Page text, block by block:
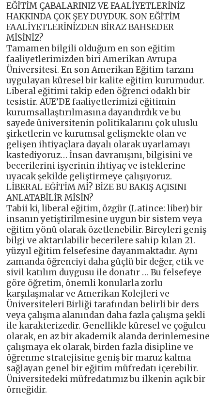
EĞİTİM ÇABALARINIZ VE FAALİYETLERİNİZ
HAKKINDA ÇOK ŞEY DUYDUK. SON EĞİTİM
FAALİYETLERİNİZDEN BİRAZ BAHSEDER
MİSİNİZ?
Tamamen bilgili olduğum en son eğitim
faaliyetlerimizden biri Amerikan Avrupa
Üniversitesi. En son Amerikan Eğitim tarzını
uygulayan küresel bir kalite eğitim kurumudur.
Liberal eğitimi takip eden öğrenci odaklı bir
tesistir. AUE’DE faaliyetlerimizi eğitimin
kurumsallaştırılmasına dayandırdık ve bu
sayede üniversitenin politikalarını çok uluslu
şirketlerin ve kurumsal gelişmekte olan ve
gelişen ihtiyaçlara dayalı olarak uyarlamayı
kastediyoruz… İnsan davranışını, bilgisini ve
becerilerini işyerinin ihtiyaç ve isteklerine
uyacak şekilde geliştirmeye çalışıyoruz.
LİBERAL EĞİTİM Mİ? BİZE BU BAKIŞ AÇISINI
ANLATABİLİR MİSİN?
Tabii ki, liberal eğitim, özgür (Latince: liber) bir
insanın yetiştirilmesine uygun bir sistem veya
eğitim yönü olarak özetlenebilir. Bireyleri geniş
bilgi ve aktarılabilir becerilere sahip kılan 21.
yüzyıl eğitim felsefesine dayanmaktadır. Aynı
zamanda öğrenciyi daha güçlü bir değer, etik ve
sivil katılım duygusu ile donatır … Bu felsefeye
göre öğretim, önemli konularla zorlu
karşılaşmalar ve Amerikan Kolejleri ve
Üniversiteleri Birliği tarafından belirli bir ders
veya çalışma alanından daha fazla çalışma şekli
ile karakterizedir. Genellikle küresel ve çoğulcu
olarak, en az bir akademik alanda derinlemesine
çalışmaya ek olarak, birden fazla disipline ve
öğrenme stratejisine geniş bir maruz kalma
sağlayan genel bir eğitim müfredatı içerebilir.
Üniversitedeki müfredatımız bu ilkenin açık bir
örneğidir.